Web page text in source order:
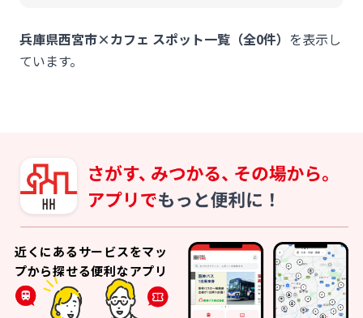
兵庫県西宮市×カフェ スポット一覧（全0件） を表示し
ています。
近くにあるサービスをマッ
プから探せる便利なアプリ